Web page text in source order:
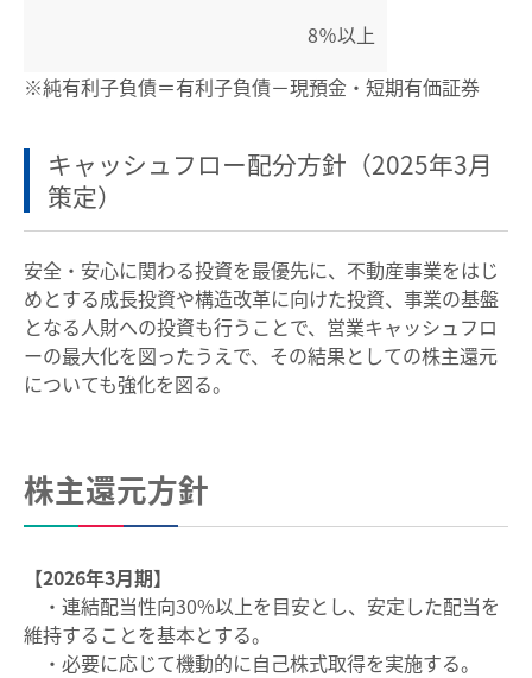
8％以上
※純有利子負債＝有利子負債－現預金・短期有価証券
キャッシュフロー配分方針（2025年3月
策定）
安全・安心に関わる投資を最優先に、不動産事業をはじ
めとする成長投資や構造改革に向けた投資、事業の基盤
となる人財への投資も行うことで、営業キャッシュフロ
ーの最大化を図ったうえで、その結果としての株主還元
についても強化を図る。
株主還元方針
【2026年3月期】
・連結配当性向30%以上を目安とし、安定した配当を
維持することを基本とする。
・必要に応じて機動的に自己株式取得を実施する。